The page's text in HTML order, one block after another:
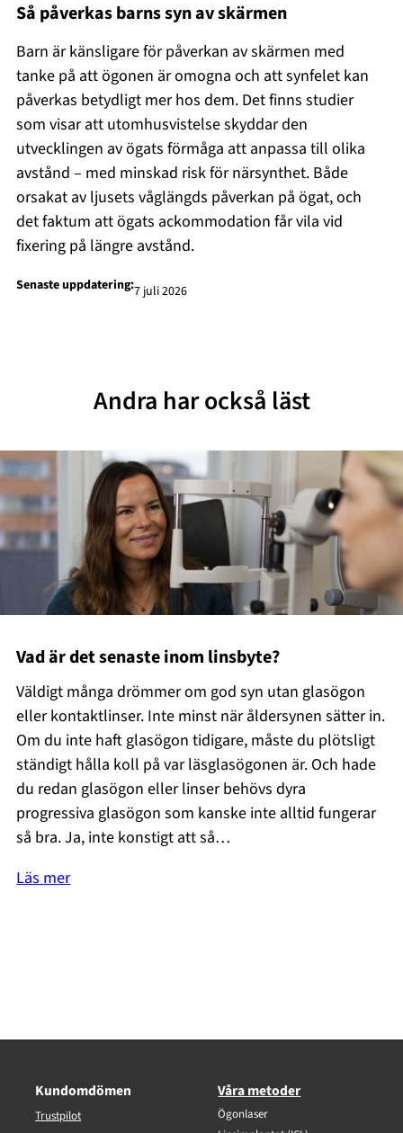
Så påverkas barns syn av skärmen
Barn är känsligare för påverkan av skärmen med
tanke på att ögonen är omogna och att synfelet kan
påverkas betydligt mer hos dem. Det finns studier
som visar att utomhusvistelse skyddar den
utvecklingen av ögats förmåga att anpassa till olika
avstånd – med minskad risk för närsynthet. Både
orsakat av ljusets våglängds påverkan på ögat, och
det faktum att ögats ackommodation får vila vid
fixering på längre avstånd.
Senaste uppdatering:7 juli 2026
Andra har också läst
Vad är det senaste inom linsbyte?
Väldigt många drömmer om god syn utan glasögon
eller kontaktlinser. Inte minst när åldersynen sätter in.
Om du inte haft glasögon tidigare, måste du plötsligt
ständigt hålla koll på var läsglasögonen är. Och hade
du redan glasögon eller linser behövs dyra
progressiva glasögon som kanske inte alltid fungerar
så bra. Ja, inte konstigt att så…
Läs mer
Kundomdömen
Trustpilot
Våra metoder
Ögonlaser